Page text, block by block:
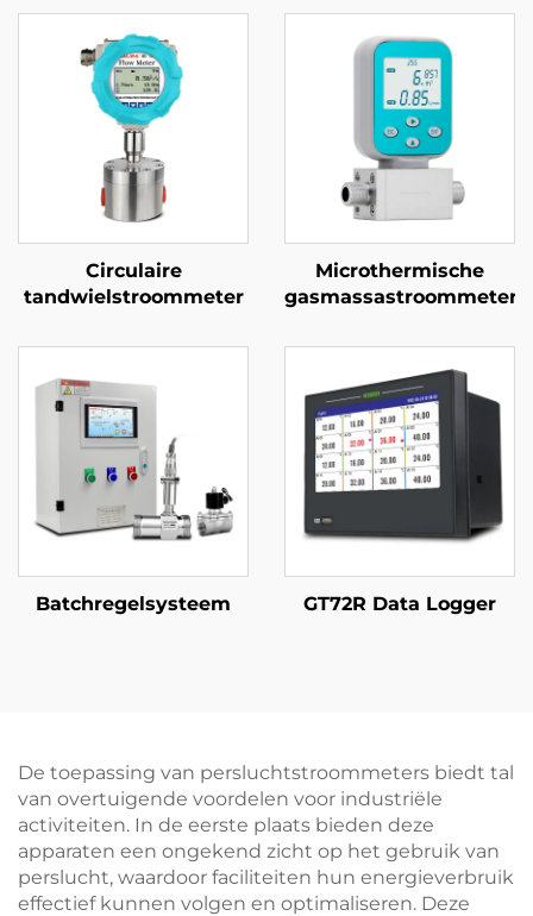
Circulaire
tandwielstroommeter
Microthermische
gasmassastroommeter
Batchregelsysteem GT72R Data Logger
De toepassing van persluchtstroommeters biedt tal
van overtuigende voordelen voor industriële
activiteiten. In de eerste plaats bieden deze
apparaten een ongekend zicht op het gebruik van
perslucht, waardoor faciliteiten hun energieverbruik
effectief kunnen volgen en optimaliseren. Deze